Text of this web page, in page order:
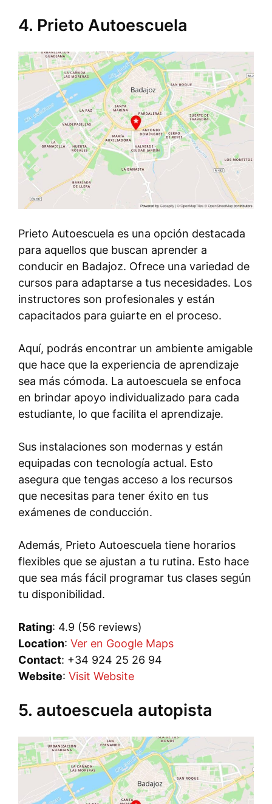
4. Prieto Autoescuela
Prieto Autoescuela es una opción destacada
para aquellos que buscan aprender a
conducir en Badajoz. Ofrece una variedad de
cursos para adaptarse a tus necesidades. Los
instructores son profesionales y están
capacitados para guiarte en el proceso.
Aquí, podrás encontrar un ambiente amigable
que hace que la experiencia de aprendizaje
sea más cómoda. La autoescuela se enfoca
en brindar apoyo individualizado para cada
estudiante, lo que facilita el aprendizaje.
Sus instalaciones son modernas y están
equipadas con tecnología actual. Esto
asegura que tengas acceso a los recursos
que necesitas para tener éxito en tus
exámenes de conducción.
Además, Prieto Autoescuela tiene horarios
flexibles que se ajustan a tu rutina. Esto hace
que sea más fácil programar tus clases según
tu disponibilidad.
Rating: 4.9 (56 reviews)
Location: Ver en Google Maps
Contact: +34 924 25 26 94
Website: Visit Website
5. autoescuela autopista